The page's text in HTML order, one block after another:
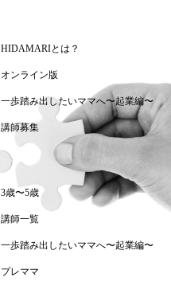
HIDAMARIとは？
オンライン版
一歩踏み出したいママへ〜起業編〜
講師募集
3歳〜5歳
講師一覧
一歩踏み出したいママへ〜起業編〜
プレママ